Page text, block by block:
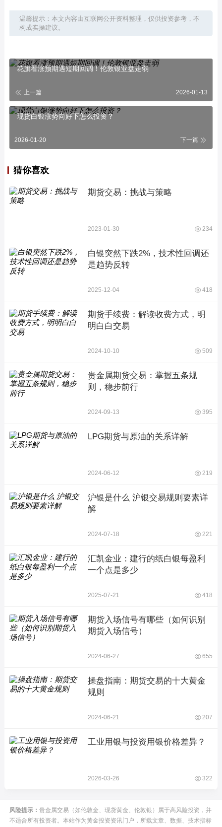
温馨提示：本文内容由互联网公开资料整理，仅供投资参考，不
构成实操建议。
花旗看涨预期遇短期回调！伦敦银亚盘走弱
上一篇 2026-01-13
现货白银涨势向好下怎么投资？
2026-01-20 下一篇
猜你喜欢
期货交易：挑战与策略
2023-01-30 234
白银突然下跌2%，技术性回调还
是趋势反转
2025-12-04 418
期货手续费：解读收费方式，明
明白白交易
2024-10-10 509
贵金属期货交易：掌握五条规
则，稳步前行
2024-09-13 395
LPG期货与原油的关系详解
2024-06-12 219
沪银是什么 沪银交易规则要素详
解
2024-07-18 221
汇凯金业：建行的纸白银每盈利
一个点是多少
2025-07-21 418
期货入场信号有哪些（如何识别
期货入场信号）
2024-06-27 655
操盘指南：期货交易的十大黄金
规则
2024-06-21 207
工业用银与投资用银价格差异？
2026-03-26 322
风险提示： 贵金属交易（如伦敦金、现货黄金、伦敦银）属于高风险投资，并
不适合所有投资者。本站作为黄金投资资讯门户，所载文章、数据、技术指标